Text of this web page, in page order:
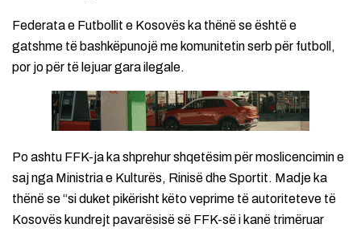
Federata e Futbollit e Kosovës ka thënë se është e
gatshme të bashkëpunojë me komunitetin serb për futboll,
por jo për të lejuar gara ilegale.
Po ashtu FFK-ja ka shprehur shqetësim për moslicencimin e
saj nga Ministria e Kulturës, Rinisë dhe Sportit. Madje ka
thënë se “si duket pikërisht këto veprime të autoriteteve të
Kosovës kundrejt pavarësisë së FFK-së i kanë trimëruar